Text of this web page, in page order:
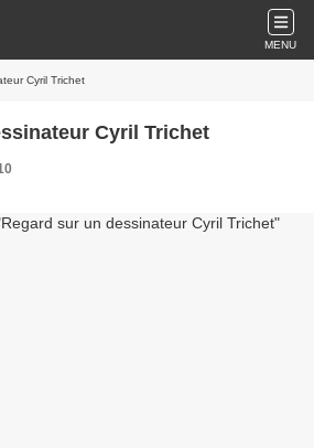
MENU
Cyril Trichet
Cyril Trichet